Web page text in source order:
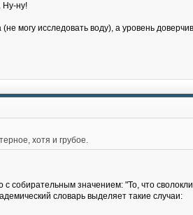
Ну-ну!
могу исследовать воду), а уровень
хотя и грубое.
значением: "То, что
словарь выделяет такие случаи: